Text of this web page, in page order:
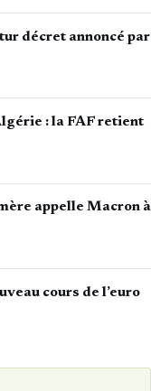
décret annoncé par
: la FAF retient
appelle Macron à
cours de l’euro